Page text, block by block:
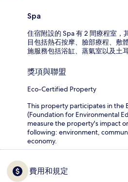
Spa
住宿附設的 Spa 有 2 間療程室
目包括熱石按摩、臉部療程、敷
施服務包括浴缸、蒸氣室以及土
獎項與聯盟
Eco-Certified Property
This property participates in the
(Foundation for Environmental
measure the property's impact
following: environment,
economy.
費用和規定